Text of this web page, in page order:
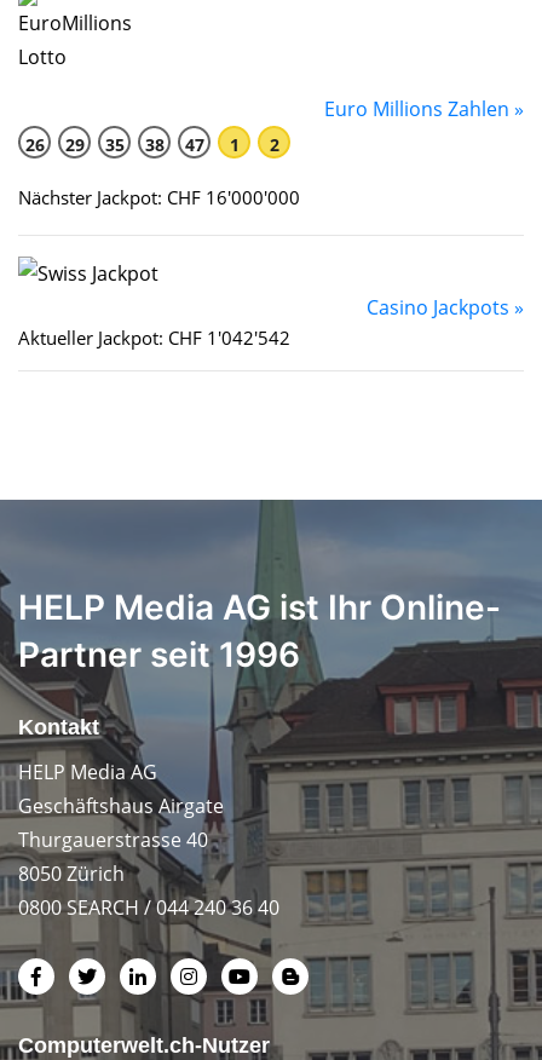
Euro Millions Zahlen »
26 29 35 38 47 1 2
Nächster Jackpot: CHF 16'000'000
Casino Jackpots »
Aktueller Jackpot: CHF 1'042'542
HELP Media AG ist Ihr Online-
Partner seit 1996
Kontakt
HELP Media AG
Geschäftshaus Airgate
Thurgauerstrasse 40
8050 Zürich
0800 SEARCH / 044 240 36 40
Computerwelt.ch-Nutzer